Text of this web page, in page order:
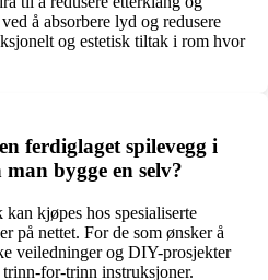
å absorbere lyd og redusere
og estetisk tiltak i rom hvor
ferdiglaget spilevegg i
bygge en selv?
kjøpes hos spesialiserte
på nettet. For de som ønsker å
veiledninger og DIY-prosjekter
for-trinn instruksjoner.